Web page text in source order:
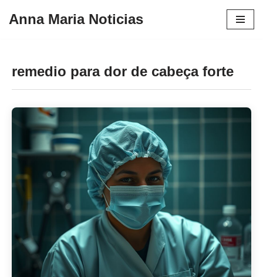
conteúdo
Anna Maria Noticias
remedio para dor de cabeça forte